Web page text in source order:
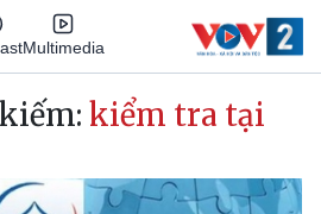
Multimedia
kiểm tra tại